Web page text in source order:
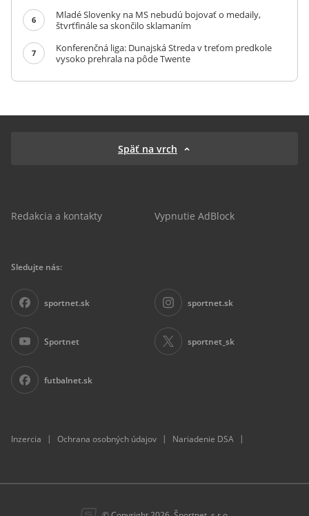
6
Mladé Slovenky na MS nebudú bojovať o medaily,
štvrťfinále sa skončilo sklamaním
7
Konferenčná liga: Dunajská Streda v treťom predkole
vysoko prehrala na pôde Twente
Späť na vrch
Redakcia a kontakty Vypnutie AdBlock
Sledujte nás:
sportnet.sk sportnet.sk
Sportnet sportnet_sk
futbalnet.sk
Inzercia | Ochrana osobných údajov | Nariadenie DSA |